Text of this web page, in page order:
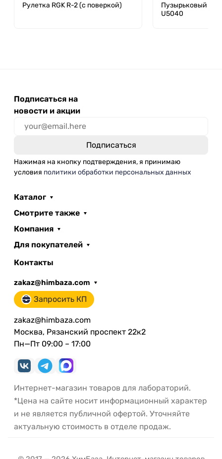
Рулетка RGK R-2 (с поверкой)
Пузырьковый
U5040
Подписаться на
новости и акции
Нажимая на кнопку подтверждения, я принимаю
условия политики обработки персональных данных
Каталог
Смотрите также
Компания
Для покупателей
Контакты
zakaz@himbaza.com
Запросить КП
zakaz@himbaza.com
Москва, Рязанский проспект 22к2
Пн—Пт 09:00 – 17:00
Интернет-магазин товаров для лабораторий.
*Цена на сайте носит информационный характер
и не является публичной офертой. Уточняйте
актуальную стоимость в отделе продаж.